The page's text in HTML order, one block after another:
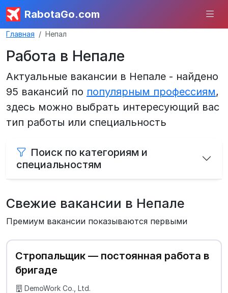
RabotaGo.com
Главная Непал
Работа в Непале
Актуальные вакансии в Непале - найдено
95 вакансий по популярным профессиям,
здесь можно выбрать интересующий вас
тип работы или специальность
Поиск по категориям и
специальностям
Свежие вакансии в Непале
Премиум вакансии показываются первыми
Стропальщик — постоянная работа в
бригаде
DemoWork Co., Ltd.